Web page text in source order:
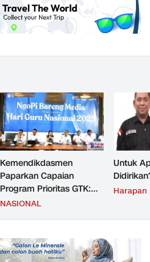
Kemendikdasmen
Paparkan Capaian
Program Prioritas GTK:
Kompetensi Meningkat,
NASIONAL
Untuk
Harapan